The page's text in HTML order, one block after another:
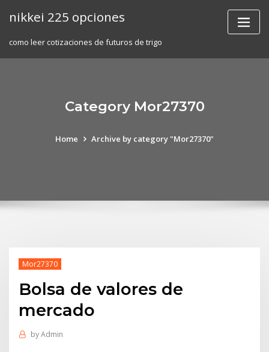
nikkei 225 opciones
como leer cotizaciones de futuros de trigo
Category Mor27370
Home Archive by category "Mor27370"
Mor27370
Bolsa de valores de
mercado
byAdmin